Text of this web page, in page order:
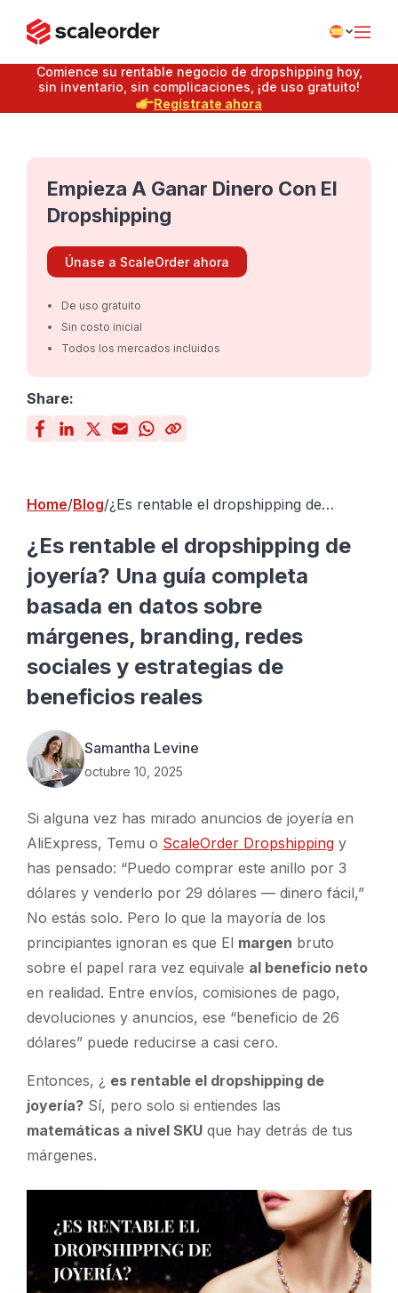
Comience su rentable negocio de dropshipping hoy,
sin inventario, sin complicaciones, ¡de uso gratuito!
Regístrate ahora
Empieza A Ganar Dinero Con El
Dropshipping
Únase a ScaleOrder ahora
De uso gratuito
Sin costo inicial
Todos los mercados incluidos
Share:
Home Blog ¿Es rentable el dropshipping de
datos sobre márgenes, branding,
redes sociales y estrategias de
beneficios reales
¿Es rentable el dropshipping de
joyería? Una guía completa
basada en datos sobre
márgenes, branding, redes
sociales y estrategias de
beneficios reales
Samantha Levine
octubre 10, 2025
Si alguna vez has mirado anuncios de joyería en
AliExpress, Temu o ScaleOrder Dropshipping y
has pensado: “Puedo comprar este anillo por 3
dólares y venderlo por 29 dólares — dinero fácil,”
No estás solo. Pero lo que la mayoría de los
principiantes ignoran es que El margen bruto
sobre el papel rara vez equivale al beneficio neto
en realidad. Entre envíos, comisiones de pago,
devoluciones y anuncios, ese “beneficio de 26
dólares” puede reducirse a casi cero.
Entonces, ¿ es rentable el dropshipping de
joyería? Sí, pero solo si entiendes las
matemáticas a nivel SKU que hay detrás de tus
márgenes.